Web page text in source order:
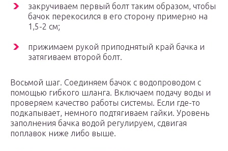
закручиваем первый болт таким образом, чтобы
бачок перекосился в его сторону примерно на
1,5-2 см;
прижимаем рукой приподнятый край бачка и
затягиваем второй болт.
Восьмой шаг. Соединяем бачок с водопроводом с
помощью гибкого шланга. Включаем подачу воды и
проверяем качество работы системы. Если где-то
подкапывает, немного подтягиваем гайки. Уровень
заполнения бачка водой регулируем, сдвигая
поплавок ниже либо выше.